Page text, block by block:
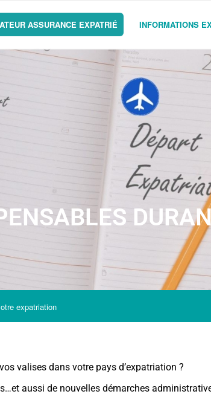
ASSURANCE EXPATRIÉ INFORMATIONS
expatriation
valises dans votre pays d’expatriation ?
aussi de nouvelles démarches